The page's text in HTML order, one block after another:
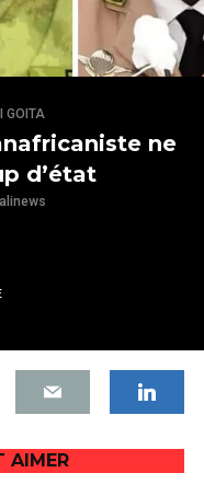
GOITA
ne
d’état
AIMER